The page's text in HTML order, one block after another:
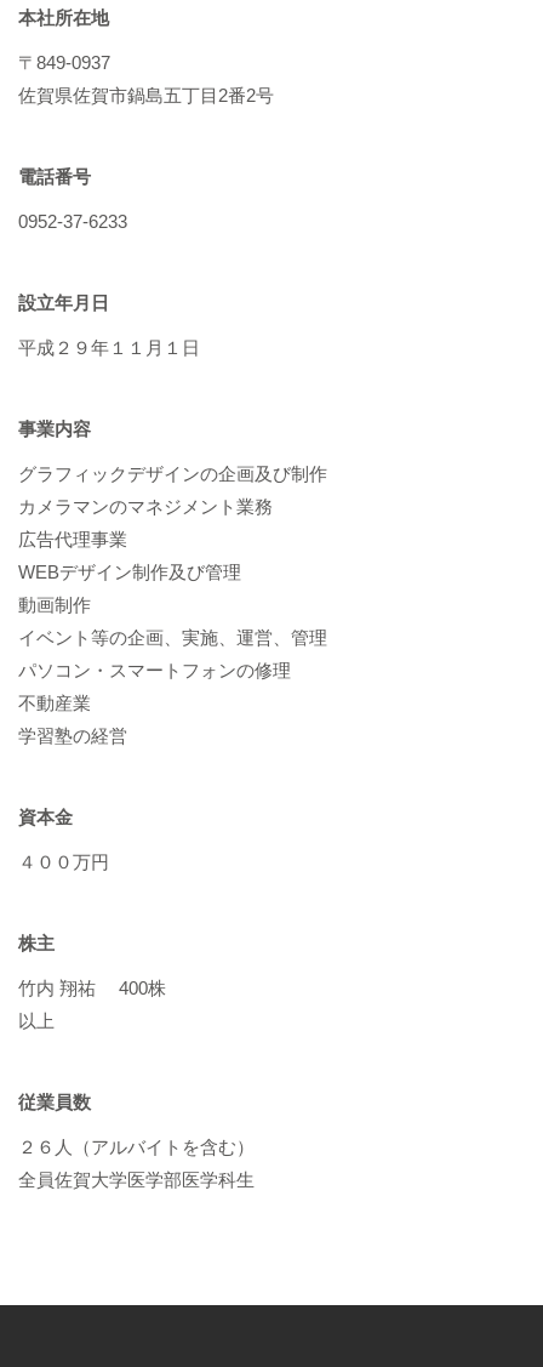
本社所在地
〒849-0937
佐賀県佐賀市鍋島五丁目2番2号
電話番号
0952-37-6233
設立年月日
平成２９年１１月１日
事業内容
グラフィックデザインの企画及び制作
カメラマンのマネジメント業務
広告代理事業
WEBデザイン制作及び管理
動画制作
イベント等の企画、実施、運営、管理
パソコン・スマートフォンの修理
不動産業
学習塾の経営
資本金
４００万円
株主
竹内 翔祐 400株
以上
従業員数
２６人（アルバイトを含む）
全員佐賀大学医学部医学科生